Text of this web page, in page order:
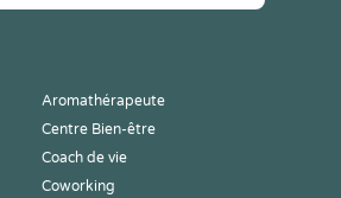
Aromathérapeute
Centre Bien-être
Coach de vie
Coworking